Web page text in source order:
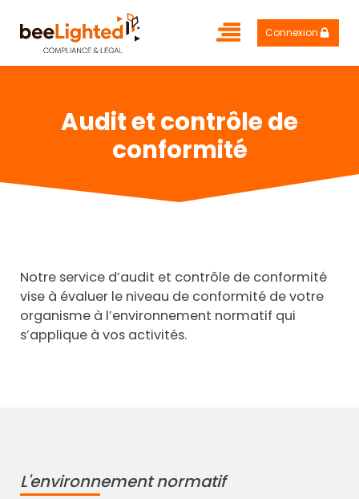
Connexion
Audit et contrôle de
conformité
Notre service d’audit et contrôle de conformité
vise à évaluer le niveau de conformité de votre
organisme à l’environnement normatif qui
s’applique à vos activités.
L'environnement normatif